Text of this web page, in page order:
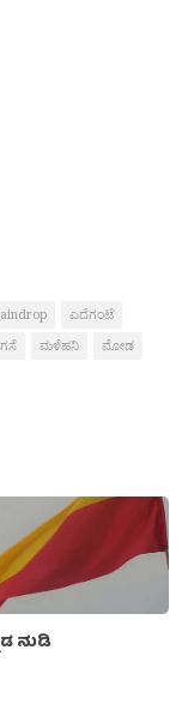
ಎದೆಗಂಟೆ
ಮಳೆಹನಿ
ಮೋಡ
ನುಡಿ